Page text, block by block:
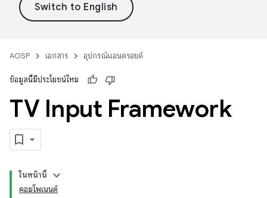
AOSP เอกสาร อุปกรณ์แอนดรอยด์
ข้อมูลนี้มีประโยชน์ไหม
TV Input Framework
ในหน้านี้
คอมโพเนนต์